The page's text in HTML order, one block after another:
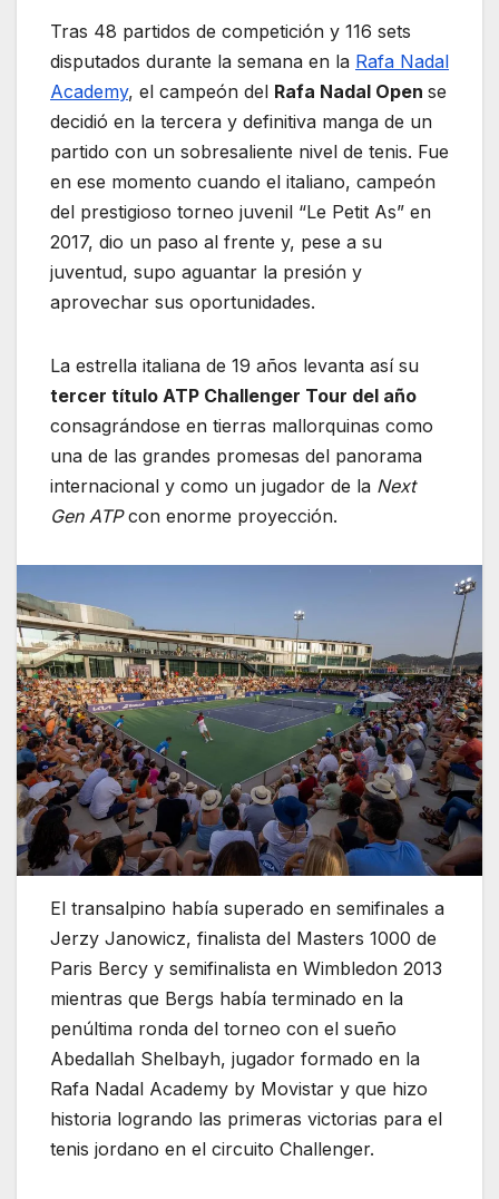
Tras 48 partidos de competición y 116 sets
disputados durante la semana en la Rafa Nadal
Academy, el campeón del Rafa Nadal Open se
decidió en la tercera y definitiva manga de un
partido con un sobresaliente nivel de tenis. Fue
en ese momento cuando el italiano, campeón
del prestigioso torneo juvenil “Le Petit As” en
2017, dio un paso al frente y, pese a su
juventud, supo aguantar la presión y
aprovechar sus oportunidades.
La estrella italiana de 19 años levanta así su
tercer título ATP Challenger Tour del año
consagrándose en tierras mallorquinas como
una de las grandes promesas del panorama
internacional y como un jugador de la Next
Gen ATPcon enorme proyección.
El transalpino había superado en semifinales a
Jerzy Janowicz, finalista del Masters 1000 de
Paris Bercy y semifinalista en Wimbledon 2013
mientras que Bergs había terminado en la
penúltima ronda del torneo con el sueño
Abedallah Shelbayh, jugador formado en la
Rafa Nadal Academy by Movistar y que hizo
historia logrando las primeras victorias para el
tenis jordano en el circuito Challenger.